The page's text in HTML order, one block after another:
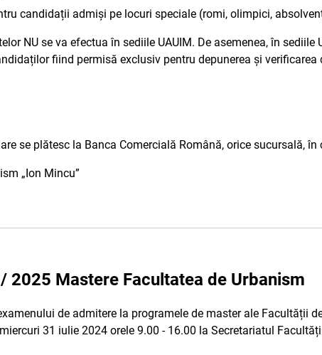
candidații admiși pe locuri speciale (romi, olimpici,
NU se va efectua în sediile UAUIM. De asemenea, în
fiind permisă exclusiv pentru depunerea și verificarea
se plătesc la Banca Comercială Română, orice sucursală, în
„Ion Mincu”
2025 Mastere Facultatea de Urbanism
de admitere la programele de master ale Facultății
31 iulie 2024 orele 9.00 - 16.00 la Secretariatul